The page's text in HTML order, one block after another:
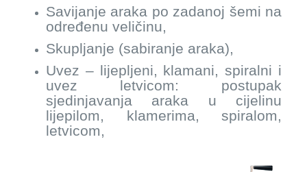
Savijanje araka po zadanoj šemi na
određenu veličinu,
Skupljanje (sabiranje araka),
Uvez – lijepljeni, klamani, spiralni i
uvez letvicom: postupak
sjedinjavanja araka u cijelinu
lijepilom, klamerima, spiralom,
letvicom,